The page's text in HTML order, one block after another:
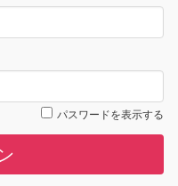
パスワードを表示する